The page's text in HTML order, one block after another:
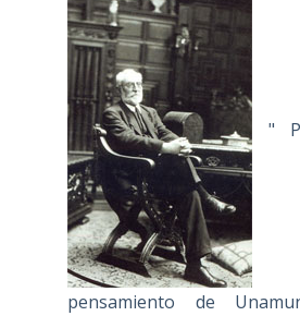
"
pensamiento de